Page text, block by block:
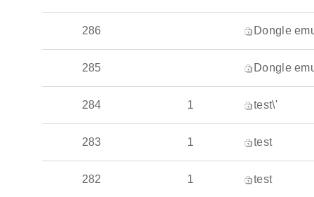
286 Dongle
285 Dongle
284 1 test\'
283 1 test
282 1 test